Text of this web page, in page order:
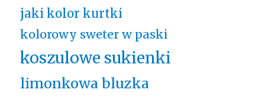
jaki kolor kurtki
kolorowy sweter w paski
koszulowe sukienki
limonkowa bluzka